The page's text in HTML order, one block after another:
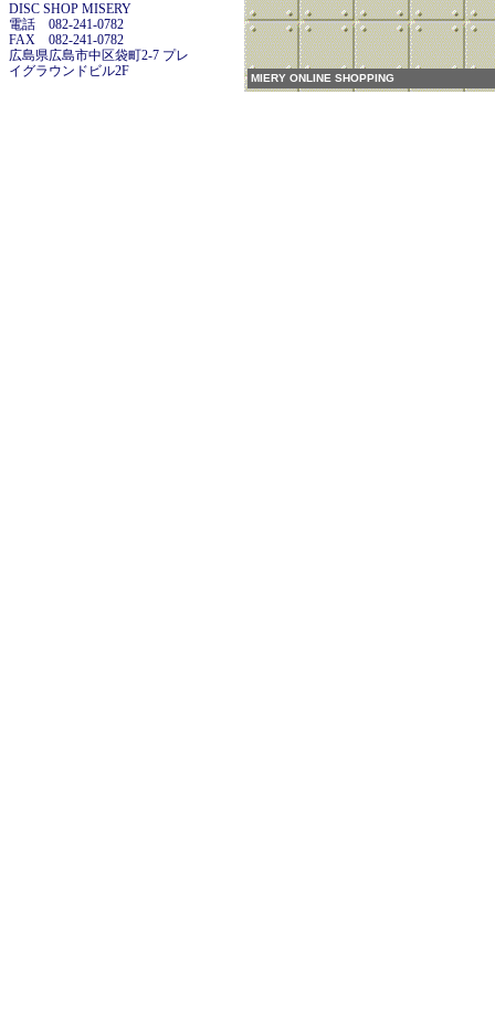
DISC SHOP MISERY
電話 082-241-0782
FAX 082-241-0782
広島県広島市中区袋町2-7 プレ
イグラウンドビル2F
MIERY ONLINE SHOPPING